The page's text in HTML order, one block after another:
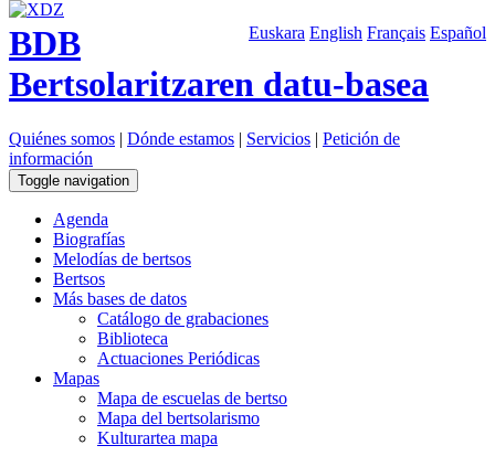
Euskara English Français Español
BDB
Bertsolaritzaren datu-basea
Quiénes somos | Dónde estamos | Servicios | Petición de
información
Toggle navigation
Agenda
Biografías
Melodías de bertsos
Bertsos
Más bases de datos
Catálogo de grabaciones
Biblioteca
Actuaciones Periódicas
Mapas
Mapa de escuelas de bertso
Mapa del bertsolarismo
Kulturartea mapa